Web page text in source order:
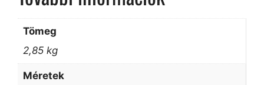
Tömeg
2,85 kg
Méretek